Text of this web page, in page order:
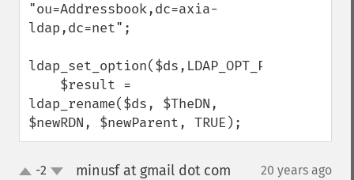
"ou=Addressbook,dc=axia-
ldap,dc=net";
ldap_rename($ds, $TheDN,
$newRDN, $newParent, TRUE);
up-2 minusf at gmail dot com 20 years ago